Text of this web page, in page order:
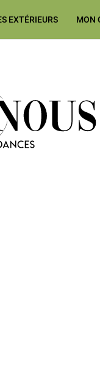
EXTÉRIEURS MON
Construction,